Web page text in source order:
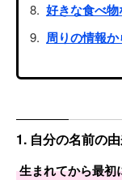
好きな食べ
周りの情報
1. 自分の名前の
生まれてから最初